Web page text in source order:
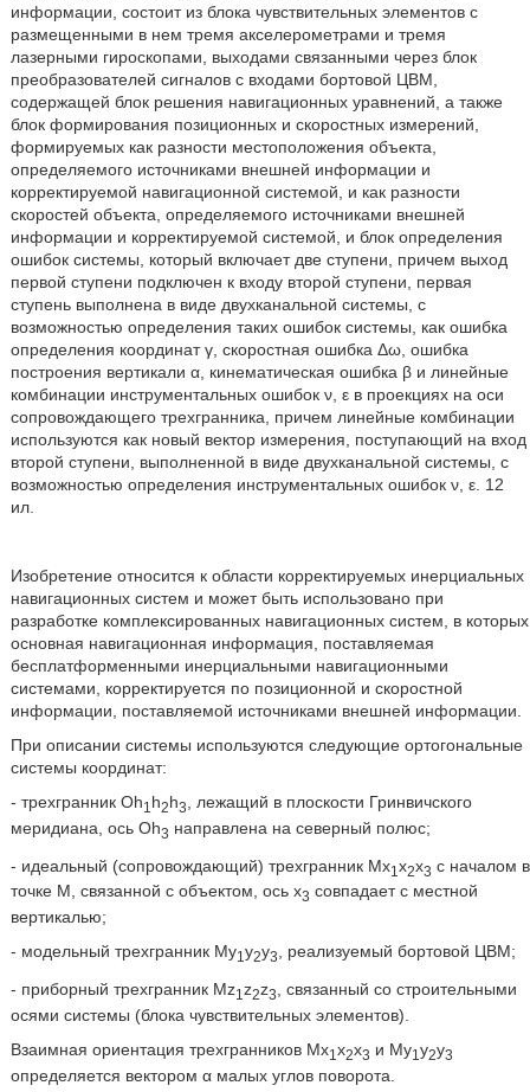
информации, состоит из блока чувствительных элементов с
размещенными в нем тремя акселерометрами и тремя
лазерными гироскопами, выходами связанными через блок
преобразователей сигналов с входами бортовой ЦВМ,
содержащей блок решения навигационных уравнений, а также
блок формирования позиционных и скоростных измерений,
формируемых как разности местоположения объекта,
определяемого источниками внешней информации и
корректируемой навигационной системой, и как разности
скоростей объекта, определяемого источниками внешней
информации и корректируемой системой, и блок определения
ошибок системы, который включает две ступени, причем выход
первой ступени подключен к входу второй ступени, первая
ступень выполнена в виде двухканальной системы, с
возможностью определения таких ошибок системы, как ошибка
определения координат γ, скоростная ошибка Δω, ошибка
построения вертикали α, кинематическая ошибка β и линейные
комбинации инструментальных ошибок ν, ε в проекциях на оси
сопровождающего трехгранника, причем линейные комбинации
используются как новый вектор измерения, поступающий на вход
второй ступени, выполненной в виде двухканальной системы, с
возможностью определения инструментальных ошибок ν, ε. 12
ил.
Изобретение относится к области корректируемых инерциальных
навигационных систем и может быть использовано при
разработке комплексированных навигационных систем, в которых
основная навигационная информация, поставляемая
бесплатформенными инерциальными навигационными
системами, корректируется по позиционной и скоростной
информации, поставляемой источниками внешней информации.
При описании системы используются следующие ортогональные
системы координат:
- трехгранник Oh1 h2h3
, лежащий в плоскости Гринвичского
меридиана, ось Oh3 направлена на северный полюс;
- идеальный (сопровождающий) трехгранник Мх1 x2x3 с началом в
точке М, связанной с объектом, ось х3 совпадает с местной
вертикалью;
- модельный трехгранник Му1 у2у3
, реализуемый бортовой ЦВМ;
- приборный трехгранник Mz1 z2z3
, связанный со строительными
осями системы (блока чувствительных элементов).
Взаимная ориентация трехгранников Мх1 x2x3 и Му1 у2у3
определяется вектором α малых углов поворота.